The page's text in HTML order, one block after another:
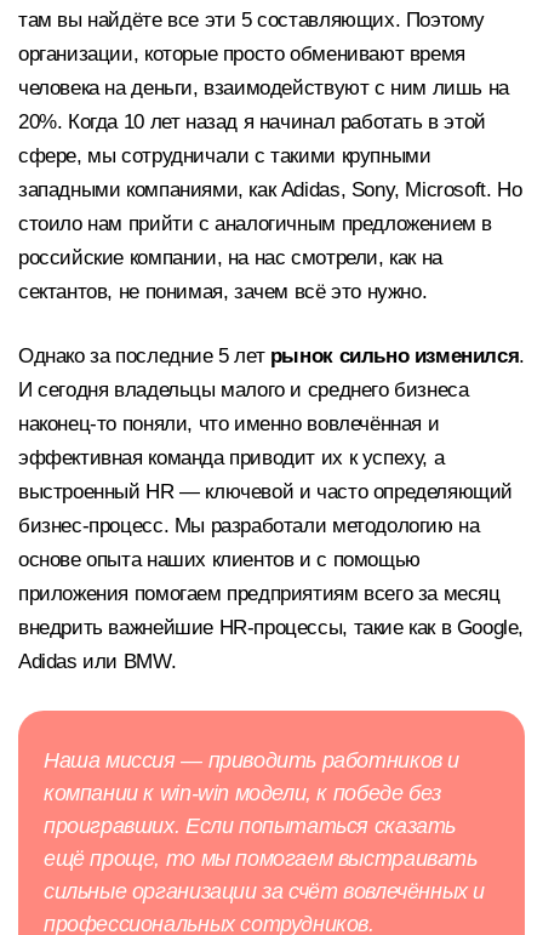
там вы найдёте все эти 5 составляющих. Поэтому
организации, которые просто обменивают время
человека на деньги, взаимодействуют с ним лишь на
20%. Когда 10 лет назад я начинал работать в этой
сфере, мы сотрудничали с такими крупными
западными компаниями, как Adidas, Sony, Microsoft. Но
стоило нам прийти с аналогичным предложением в
российские компании, на нас смотрели, как на
сектантов, не понимая, зачем всё это нужно.
Однако за последние 5 лет рынок сильно изменился.
И сегодня владельцы малого и среднего бизнеса
наконец-то поняли, что именно вовлечённая и
эффективная команда приводит их к успеху, а
выстроенный HR — ключевой и часто определяющий
бизнес-процесс. Мы разработали методологию на
основе опыта наших клиентов и с помощью
приложения помогаем предприятиям всего за месяц
внедрить важнейшие HR-процессы, такие как в Google,
Adidas или BMW.
Наша миссия — приводить работников и
компании к win-win модели, к победе без
проигравших. Если попытаться сказать
ещё проще, то мы помогаем выстраивать
сильные организации за счёт вовлечённых и
профессиональных сотрудников.